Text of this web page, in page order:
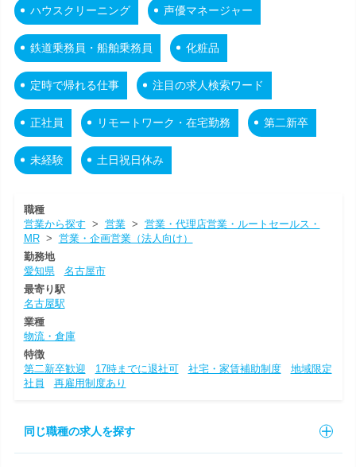
ハウスクリーニング 声優マネージャー
鉄道乗務員・船舶乗務員 化粧品
定時で帰れる仕事 注目の求人検索ワード
正社員 リモートワーク・在宅勤務 第二新卒
未経験 土日祝日休み
職種
営業から探す > 営業> 営業・代理店営業・ルートセールス・
MR> 営業・企画営業（法人向け）
勤務地
愛知県
名古屋市
最寄り駅
名古屋駅
業種
物流・倉庫
特徴
第二新卒歓迎
17時までに退社可 社宅・家賃補助制度
地域限定
社員
再雇用制度あり
同じ職種の求人を探す